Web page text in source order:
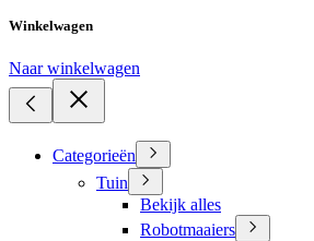
Winkelwagen
Naar winkelwagen
Categorieën
Tuin
Bekijk alles
Robotmaaiers